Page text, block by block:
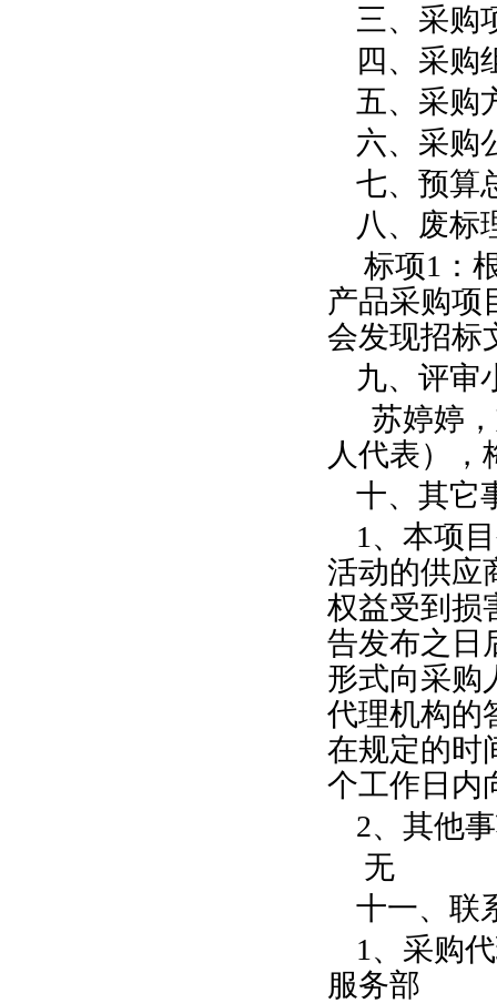
三、采购
四、采购
五、采购
六、采购
七、预算
八、废标
标项1：
产品采购项
会发现招标
九、评审
苏婷婷
人代表），
十、其它
1、本项
活动的供应
权益受到损
告发布之日
形式向采购
代理机构的
在规定的时
个工作日内
2、其他
无
十一、联
1、采购
服务部